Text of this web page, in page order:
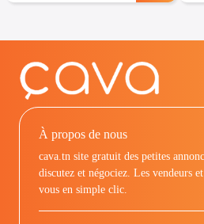
À propos de nous
cava.tn site gratuit des petites
discutez et négociez. Les vendeurs
vous en simple clic.